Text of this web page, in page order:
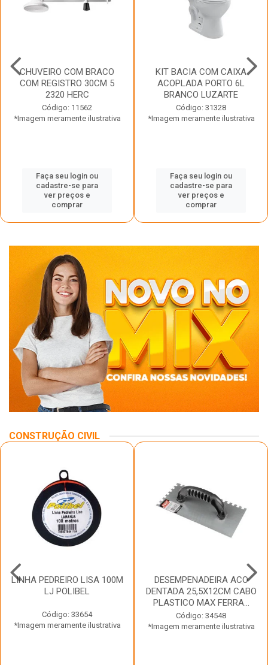
CHUVEIRO COM BRACO
COM REGISTRO 30CM 5
2320 HERC
Código: 11562
*Imagem meramente ilustrativa
Faça seu login ou
cadastre-se para
ver preços e
comprar
KIT BACIA COM CAIXA
ACOPLADA PORTO 6L
BRANCO LUZARTE
Código: 31328
*Imagem meramente ilustrativa
Faça seu login ou
cadastre-se para
ver preços e
comprar
CONSTRUÇÃO CIVIL
LINHA PEDREIRO LISA 100M
LJ POLIBEL
Código: 33654
*Imagem meramente ilustrativa
DESEMPENADEIRA ACO
DENTADA 25,5X12CM CABO
PLASTICO MAX FERRA...
Código: 34548
*Imagem meramente ilustrativa